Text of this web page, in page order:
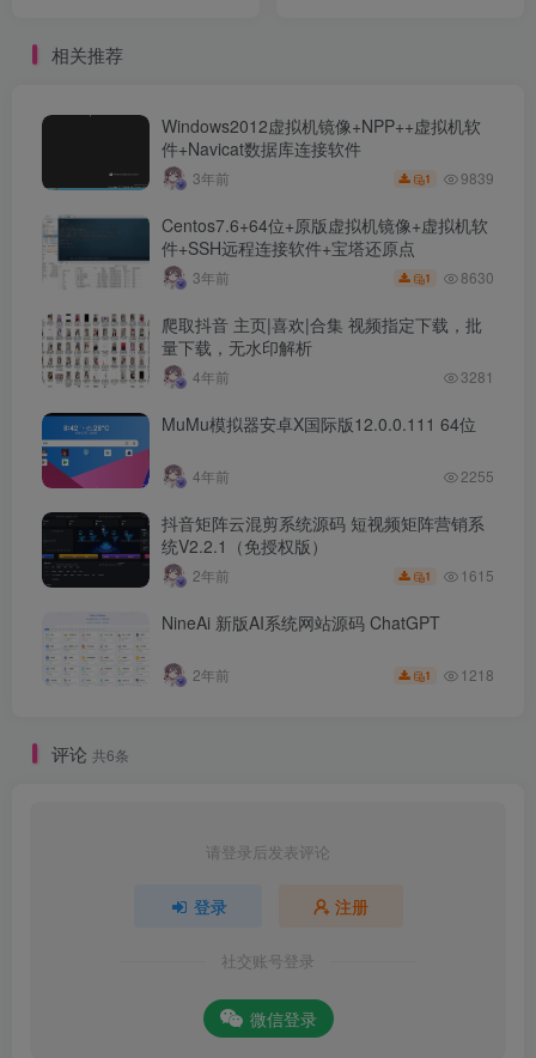
相关推荐
Windows2012虚拟机镜像+NPP++虚拟机软
件+Navicat数据库连接软件
3年前 1 9839
Centos7.6+64位+原版虚拟机镜像+虚拟机软
件+SSH远程连接软件+宝塔还原点
3年前 1 8630
爬取抖音 主页|喜欢|合集 视频指定下载，批
量下载，无水印解析
4年前 3281
MuMu模拟器安卓X国际版12.0.0.111 64位
4年前 2255
抖音矩阵云混剪系统源码 短视频矩阵营销系
统V2.2.1（免授权版）
2年前 1 1615
NineAi 新版AI系统网站源码 ChatGPT
2年前 1 1218
评论 共6条
请登录后发表评论
登录 注册
社交账号登录
微信登录